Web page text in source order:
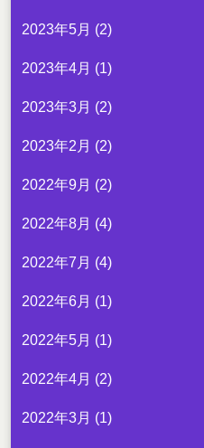
2023年5月 (2)
2023年4月 (1)
2023年3月 (2)
2023年2月 (2)
2022年9月 (2)
2022年8月 (4)
2022年7月 (4)
2022年6月 (1)
2022年5月 (1)
2022年4月 (2)
2022年3月 (1)